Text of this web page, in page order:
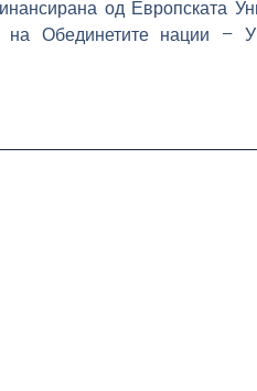
од Европската
на Обединетите нации –